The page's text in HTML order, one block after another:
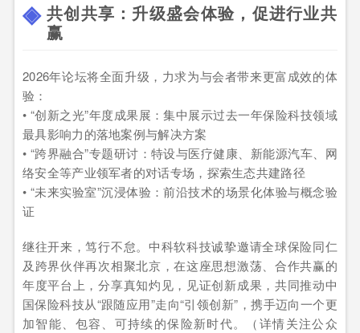
共创共享：升级盛会体验，促进行业共
赢
2026年论坛将全面升级，力求为与会者带来更富成效的体
验：
• “创新之光”年度成果展：集中展示过去一年保险科技领域
最具影响力的落地案例与解决方案
• “跨界融合”专题研讨：特设与医疗健康、新能源汽车、网
络安全等产业领军者的对话专场，探索生态共建路径
• “未来实验室”沉浸体验：前沿技术的场景化体验与概念验
证
继往开来，笃行不怠。中科软科技诚挚邀请全球保险同仁
及跨界伙伴再次相聚北京，在这座思想激荡、合作共赢的
年度平台上，分享真知灼见，见证创新成果，共同推动中
国保险科技从“跟随应用”走向“引领创新”，携手迈向一个更
加智能、包容、可持续的保险新时代。（详情关注公众